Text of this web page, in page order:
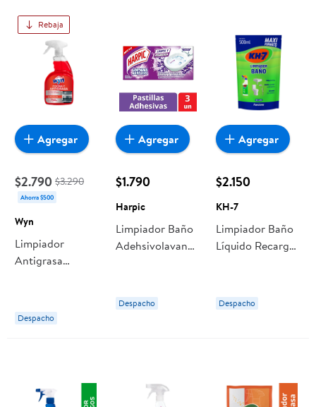
Rebaja
$2.790 $3.290
Ahorra $500
Wyn
Limpiador
Antigrasa
Wyn
Despacho
Agregar
$1.790
Harpic
Limpiador Baño
Adehsivolavanda
Despacho
Agregar
$2.150
KH-7
Limpiador Baño
Líquido Recarga
Despacho
Agregar